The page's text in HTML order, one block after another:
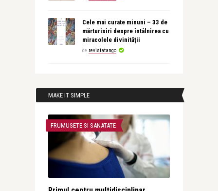
Cele mai curate minuni – 33 de
mărturisiri despre întâlnirea cu
miracolele divinității
de revistatango
MAKE IT SIMPLE
FRUMUSETE SI SANATATE